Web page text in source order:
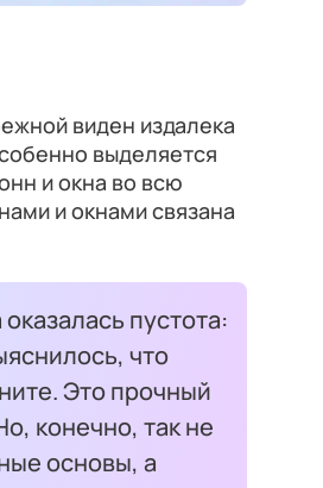
виден издалека
выделяется
и окна во всю
и окнами связана
пустота:
что
Это прочный
конечно, так не
основы, а